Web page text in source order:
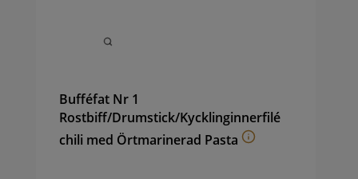
Bufféfat Nr 1
Rostbiff/Drumstick/Kycklinginnerfilé
chili med Örtmarinerad Pasta